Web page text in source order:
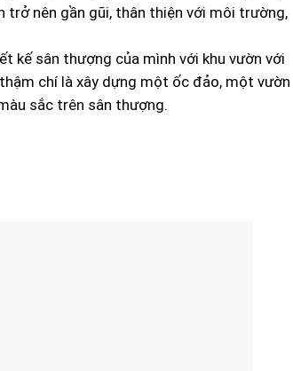
trở nên gần gũi, thân thiện với môi trường,
kế sân thượng của mình với khu vườn với
chí là xây dựng một ốc đảo, một vườn
sắc trên sân thượng.